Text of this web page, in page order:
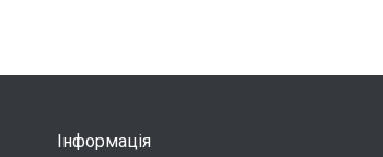
Інформація